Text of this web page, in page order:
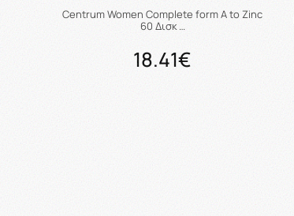
Centrum Women Complete form A to Zinc
60 Δισκ …
18.41€